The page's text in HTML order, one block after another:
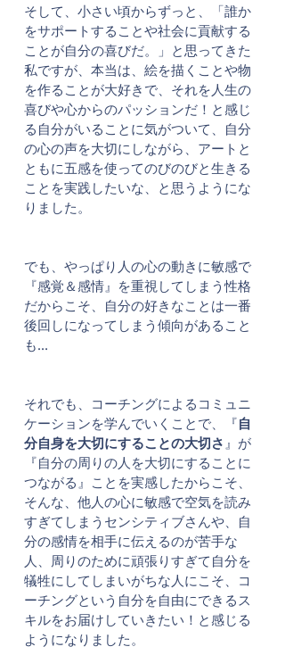
そして、小さい頃からずっと、「誰か
をサポートすることや社会に貢献する
ことが自分の喜びだ。」と思ってきた
私ですが、本当は、絵を描くことや物
を作ることが大好きで、それを人生の
喜びや心からのパッションだ！と感じ
る自分がいることに気がついて、自分
の心の声を大切にしながら、アートと
ともに五感を使ってのびのびと生きる
ことを実践したいな、と思うようにな
りました。
​でも、やっぱり人の心の動きに敏感で
『感覚＆感情』を重視してしまう性格
だからこそ、自分の好きなことは一番
後回しになってしまう傾向があること
も…
それでも、コーチングによるコミュニ
ケーションを学んでいくことで、『自
分自身を大切にすることの大切さ 』が
『自分の周りの人を大切にすることに
つながる』ことを実感したからこそ、
そんな、他人の心に敏感で空気を読み
すぎてしまうセンシティブさんや、自
分の感情を相手に伝えるのが苦手な
人、周りのために頑張りすぎて自分を
犠牲にしてしまいがちな人にこそ、コ
ーチングという自分を自由にできるス
キルをお届けしていきたい！と感じる
ようになりました。